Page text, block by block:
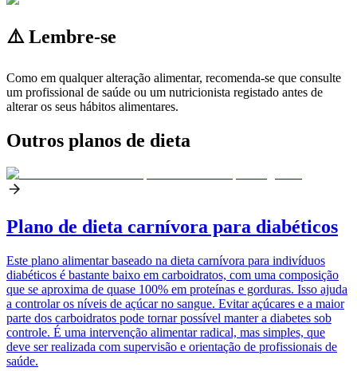
⚠️ Lembre-se
Como em qualquer alteração alimentar, recomenda-se que consulte
um profissional de saúde ou um nutricionista registado antes de
alterar os seus hábitos alimentares.
Outros planos de dieta
Plano de dieta carnívora para diabéticos
Este plano alimentar baseado na dieta carnívora para indivíduos
diabéticos é bastante baixo em carboidratos, com uma composição
que se aproxima de quase 100% em proteínas e gorduras. Isso ajuda
a controlar os níveis de açúcar no sangue. Evitar açúcares e a maior
parte dos carboidratos pode tornar possível manter a diabetes sob
controle. É uma intervenção alimentar radical, mas simples, que
deve ser realizada com supervisão e orientação de profissionais de
saúde.